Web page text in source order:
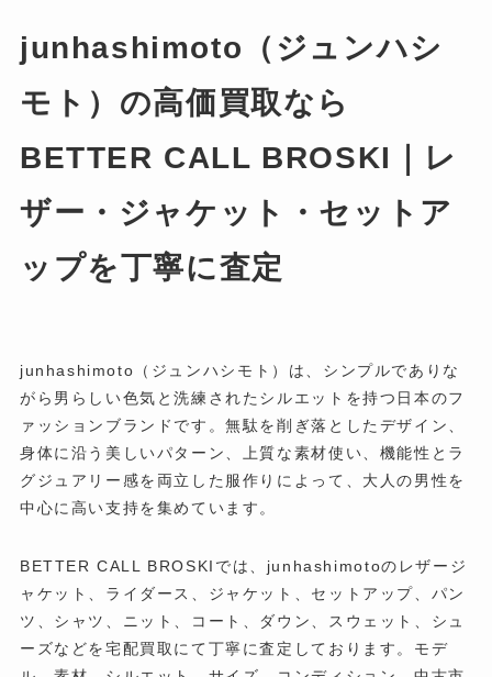
junhashimoto（ジュンハシ
モト）の高価買取なら
BETTER CALL BROSKI｜レ
ザー・ジャケット・セットア
ップを丁寧に査定
junhashimoto（ジュンハシモト）は、シンプルでありな
がら男らしい色気と洗練されたシルエットを持つ日本のフ
ァッションブランドです。無駄を削ぎ落としたデザイン、
身体に沿う美しいパターン、上質な素材使い、機能性とラ
グジュアリー感を両立した服作りによって、大人の男性を
中心に高い支持を集めています。
BETTER CALL BROSKIでは、junhashimotoのレザージ
ャケット、ライダース、ジャケット、セットアップ、パン
ツ、シャツ、ニット、コート、ダウン、スウェット、シュ
ーズなどを宅配買取にて丁寧に査定しております。モデ